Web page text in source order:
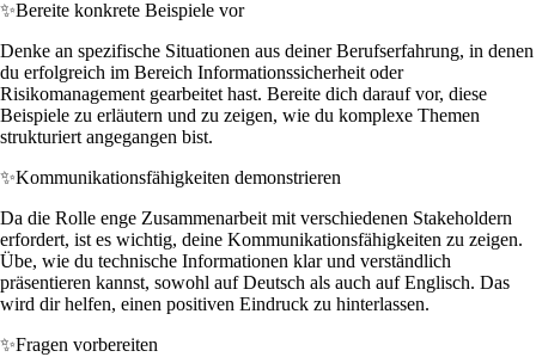
✨Bereite konkrete Beispiele vor
Denke an spezifische Situationen aus deiner Berufserfahrung, in denen
du erfolgreich im Bereich Informationssicherheit oder
Risikomanagement gearbeitet hast. Bereite dich darauf vor, diese
Beispiele zu erläutern und zu zeigen, wie du komplexe Themen
strukturiert angegangen bist.
✨Kommunikationsfähigkeiten demonstrieren
Da die Rolle enge Zusammenarbeit mit verschiedenen Stakeholdern
erfordert, ist es wichtig, deine Kommunikationsfähigkeiten zu zeigen.
Übe, wie du technische Informationen klar und verständlich
präsentieren kannst, sowohl auf Deutsch als auch auf Englisch. Das
wird dir helfen, einen positiven Eindruck zu hinterlassen.
✨Fragen vorbereiten